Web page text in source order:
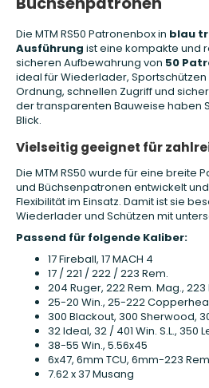
Die MTM RS50 Patronenbox in blau
Ausführung ist eine kompakte und
sicheren Aufbewahrung von 50
ideal für Wiederlader,
Ordnung, schnellen Zugriff und
der transparenten Bauweise haben
Blick.
Vielseitig geeignet für
Die MTM RS50 wurde für eine breite
und Büchsenpatronen entwickelt
Flexibilität im Einsatz. Damit ist sie
Wiederlader und Schützen mit
Passend für folgende Kaliber:
17 Fireball, 17 MACH 4
17 / 221 / 222 / 223 Rem.
204 Ruger, 222 Rem. Mag., 223
25-20 Win., 25-222
300 Blackout, 300 Sherwood,
32 Ideal, 32 / 401 Win. S.L., 350
38-55 Win., 5.56x45
6x47, 6mm TCU, 6mm-223
7.62 x 37 Musang